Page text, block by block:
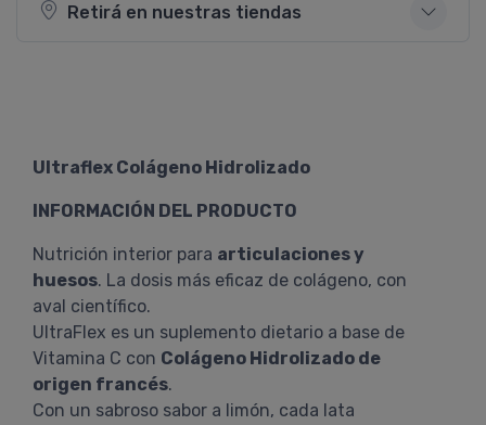
Retirá en nuestras tiendas
Ultraflex Colágeno Hidrolizado
INFORMACIÓN DEL PRODUCTO
Nutrición interior para articulaciones y
huesos. La dosis más eficaz de colágeno, con
aval científico.
UltraFlex es un suplemento dietario a base de
Vitamina C con Colágeno Hidrolizado de
origen francés.
Con un sabroso sabor a limón, cada lata